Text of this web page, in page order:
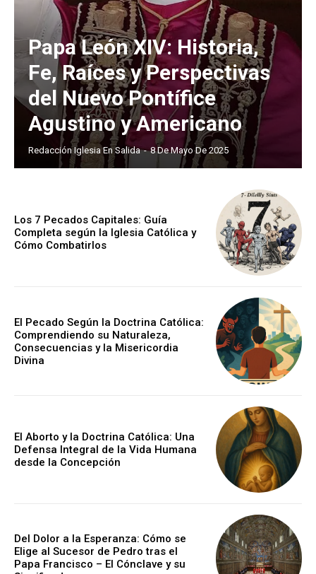
Papa León XIV: Historia,
Fe, Raíces y Perspectivas
del Nuevo Pontífice
Agustino y Americano
Redacción Iglesia En Salida - 8 De Mayo De 2025
Los 7 Pecados Capitales: Guía
Completa según la Iglesia Católica y
Cómo Combatirlos
El Pecado Según la Doctrina Católica:
Comprendiendo su Naturaleza,
Consecuencias y la Misericordia
Divina
El Aborto y la Doctrina Católica: Una
Defensa Integral de la Vida Humana
desde la Concepción
Del Dolor a la Esperanza: Cómo se
Elige al Sucesor de Pedro tras el
Papa Francisco – El Cónclave y su